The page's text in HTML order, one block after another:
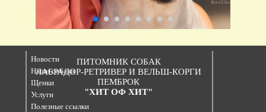
ПИТОМНИК СОБАК
ЛАБРАДОР-РЕТРИВЕР И ВЕЛЬШ-КОРГИ
ПЕМБРОК
"ХИТ ОФ ХИТ"
Новости
Наши собаки
Щенки
Услуги
Полезные ссылки